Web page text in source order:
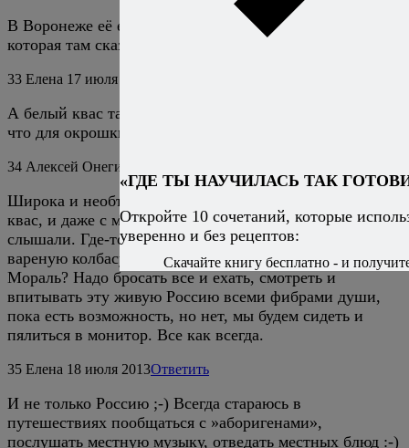
В Воронеже её едят вприкуску с горячей картошкой,
которая там сказочно вкусная
33 Елена 17 июля 2013
А белый квас там продаётся почти всегда с мятой, так
что для окрошки, как правило, его делают сами
34 Алексей Онегин
Широка и необъятна Россия. Где-то продается белый
квас, и даже с мятой, а где-то про него даже не
слышали. Где-то в окрошку без стеснения фигачат
вареную колбасу, а где-то про это ни сном, ни духом.
Мораль? Надо бросать все и ехать, смотреть и
впитывать эту живую Россию всеми фибрами души,
пока есть возможность, но нет, мы будем сидеть и
пялиться в монитор. Все как всегда.
35 Елена 18 июля 2013Ответить
И не только Россию ;-) Всегда стараюсь в
путешествиях пообщаться с »аборигенами»,
послушать местную музыку, отведать местных блюд :-)
«ГДЕ ТЫ НАУЧИЛАСЬ ТАК
Откройте 10 сочетаний, которые
уверенно и без рецептов:
Скачайте книгу бесплатно - и